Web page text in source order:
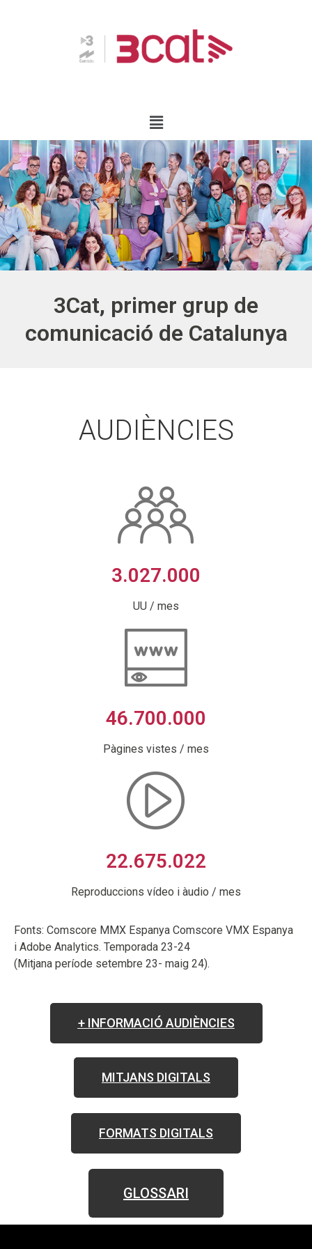
HOME
3Cat, primer grup de
comunicació de Catalunya
AUDIÈNCIES
3.027.000
UU / mes
46.700.000
Pàgines vistes / mes
22.675.022
Reproduccions vídeo i àudio / mes
Fonts: Comscore MMX Espanya Comscore VMX Espanya
i Adobe Analytics. Temporada 23-24
(Mitjana període setembre 23- maig 24).
+ INFORMACIÓ AUDIÈNCIES
MITJANS DIGITALS
FORMATS DIGITALS
GLOSSARI